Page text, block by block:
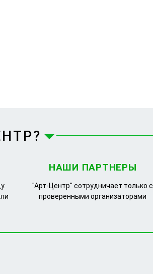
НАШИ ПАРТНЕРЫ
"Арт-Центр" сотрудничает только с
проверенными организаторами